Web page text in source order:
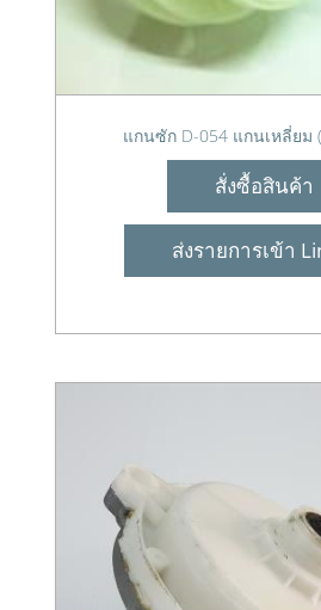
แกนซัก D-054 แกนเหลี่ยม
สั่งซื้อสินค้า
ส่งรายการเข้า